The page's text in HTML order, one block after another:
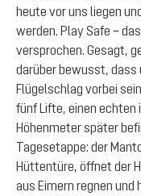
heute vor uns liegen
werden. Play Safe –
versprochen. Gesagt,
darüber bewusst, dass
Flügelschlag vorbei
fünf Lifte, einen echten
Höhenmeter später
Tagesetappe: der
Hüttentüre, öffnet der
aus Eimern regnen und